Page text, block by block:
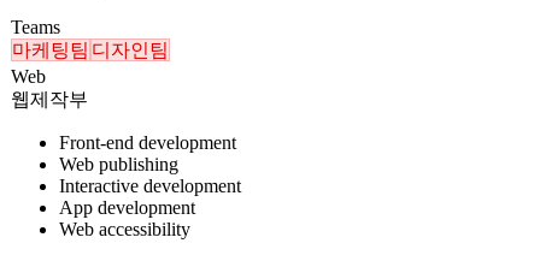
Teams
마케팅팀 디자인팀
Web
웹제작부
Front-end development
Web publishing
Interactive development
App development
Web accessibility